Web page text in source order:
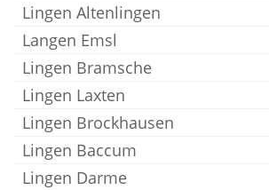
Lingen Altenlingen
Langen Emsl
Lingen Bramsche
Lingen Laxten
Lingen Brockhausen
Lingen Baccum
Lingen Darme